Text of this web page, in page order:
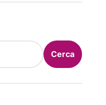
Cerca